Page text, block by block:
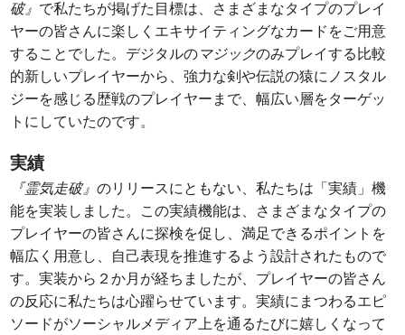
破』 で私たちが掲げた目標は、さまざまなタイプのプレイ
ヤーの皆さんに楽しくエキサイティングなカードをご用意
することでした。デジタルのマジックのみプレイする比較
的新しいプレイヤーから、強力な剣や伝説の猿にノスタル
ジーを感じる歴戦のプレイヤーまで、幅広い層をターゲッ
トにしていたのです。
実績
『霊気走破』のリリースにともない、私たちは「実績」機
能を実装しました。この実績機能は、さまざまなタイプの
プレイヤーの皆さんに探検を促し、満足できるポイントを
幅広く用意し、自己表現を推進するよう設計されたもので
す。実装から２か月が経ちましたが、プレイヤーの皆さん
の反応に私たちは心躍らせています。実績にまつわるエピ
ソードがソーシャルメディア上を通るたびに嬉しくなって